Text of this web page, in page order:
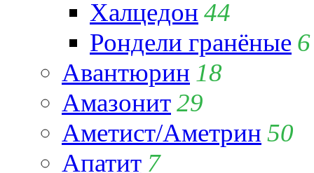
Халцедон 44
Рондели гранёные 6
Авантюрин 18
Амазонит29
Аметист/Аметрин 50
Апатит 7